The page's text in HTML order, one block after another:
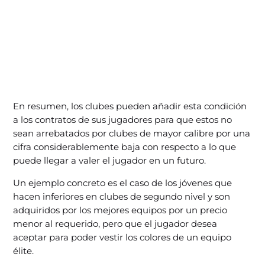
En resumen, los clubes pueden añadir esta condición
a los contratos de sus jugadores para que estos no
sean arrebatados por clubes de mayor calibre por una
cifra considerablemente baja con respecto a lo que
puede llegar a valer el jugador en un futuro.
Un ejemplo concreto es el caso de los jóvenes que
hacen inferiores en clubes de segundo nivel y son
adquiridos por los mejores equipos por un precio
menor al requerido, pero que el jugador desea
aceptar para poder vestir los colores de un equipo
élite.